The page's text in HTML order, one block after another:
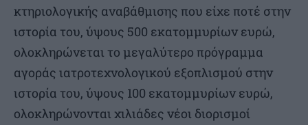
κτηριολογικής αναβάθμισης που είχε ποτέ στην
ιστορία του, ύψους 500 εκατομμυρίων ευρώ,
ολοκληρώνεται το μεγαλύτερο πρόγραμμα
αγοράς ιατροτεχνολογικού εξοπλισμού στην
ιστορία του, ύψους 100 εκατομμυρίων ευρώ,
ολοκληρώνονται χιλιάδες νέοι διορισμοί